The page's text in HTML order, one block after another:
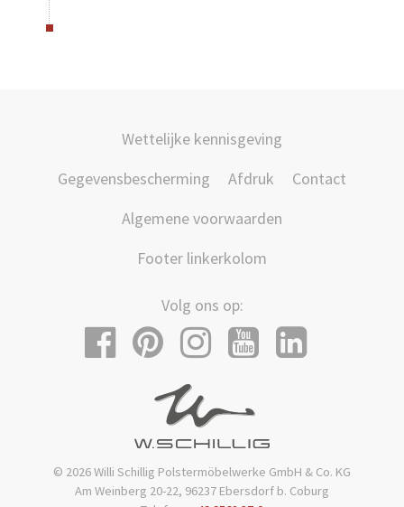
Wettelijke kennisgeving
Gegevensbescherming
Afdruk
Contact
Algemene voorwaarden
Footer linkerkolom
Volg ons op:
© 2026 Willi Schillig Polstermöbelwerke GmbH & Co. KG
Am Weinberg 20-22, 96237 Ebersdorf b. Coburg